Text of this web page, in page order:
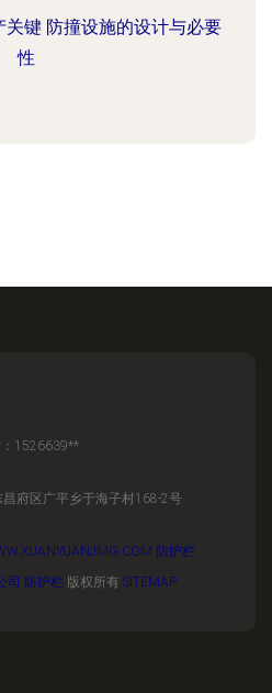
键 防撞设施的设计与必要
性
1526639**
府区广平乡于海子村168-2号
防护栏
司 防护栏 版权所有 SITEMAP